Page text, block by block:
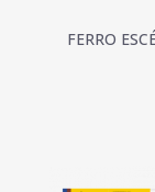
FERRO